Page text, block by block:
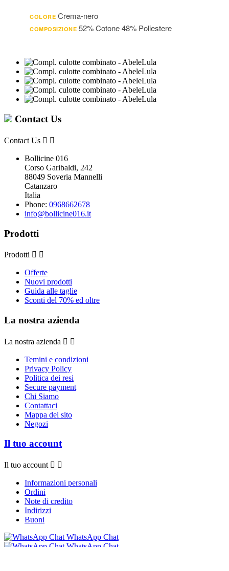
COLORE Crema-nero
COMPOSIZIONE 52% Cotone 48% Poliestere
Contact Us
Contact Us  
Bollicine 016
Corso Garibaldi, 242
88049 Soveria Mannelli
Catanzaro
Italia
Phone: 0968662678
info@bollicine016.it
Prodotti
Prodotti  
Offerte
Nuovi prodotti
Guida alle taglie
Sconti del 70% ed oltre
La nostra azienda
La nostra azienda  
Temini e condizioni
Privacy Policy
Politica dei resi
Secure payment
Chi Siamo
Contattaci
Mappa del sito
Negozi
Il tuo account
Il tuo account  
Informazioni personali
Ordini
Note di credito
Indirizzi
Buoni
WhatsApp Chat
WhatsApp Chat